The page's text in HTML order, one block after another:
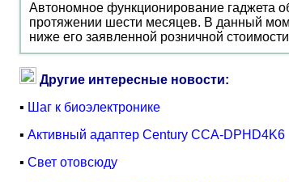
Автономное функционирование гаджета
протяжении шести месяцев. В данный
ниже его заявленной розничной
Другие интересные новости:
▪ Шаг к биоэлектронике
▪ Активный адаптер Century CCA-DPHD4K6
▪ Свет отовсюду